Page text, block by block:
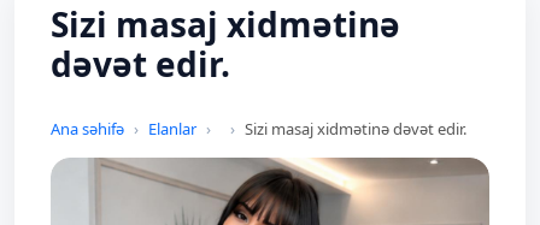
Sizi masaj xidmətinə
dəvət edir.
Ana səhifə Elanlar Sizi masaj xidmətinə dəvət edir.